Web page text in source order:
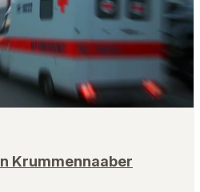
Krummennaaber